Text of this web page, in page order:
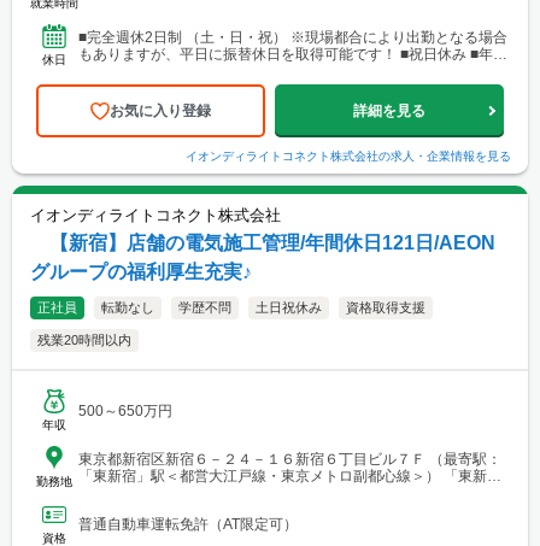
就業時間
休日
■完全週休2日制 （土・日・祝） ※現場都合により出勤となる場合
もありますが、平日に振替休日を取得可能です！ ■祝日休み ■年末
お気に入り登録 詳細を見る
イオンディライトコネクト株式会社の求人・企業情報を見る
イオンディライトコネクト株式会社
【新宿】店舗の電気施工管理/年間休日121日/AEON
グループの福利厚生充実♪
正社員 転勤なし 学歴不問 土日祝休み 資格取得支援
残業20時間以内
年収
500～650万円
勤務地
東京都新宿区新宿６－２４－１６新宿６丁目ビル７Ｆ （最寄駅：
「東新宿」駅＜都営大江戸線・東京メトロ副都心線＞） 「東新
資格
普通自動車運転免許（AT限定可）